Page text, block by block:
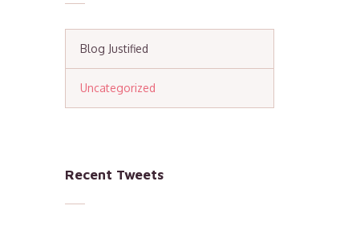
Blog Justified
Uncategorized
Recent Tweets